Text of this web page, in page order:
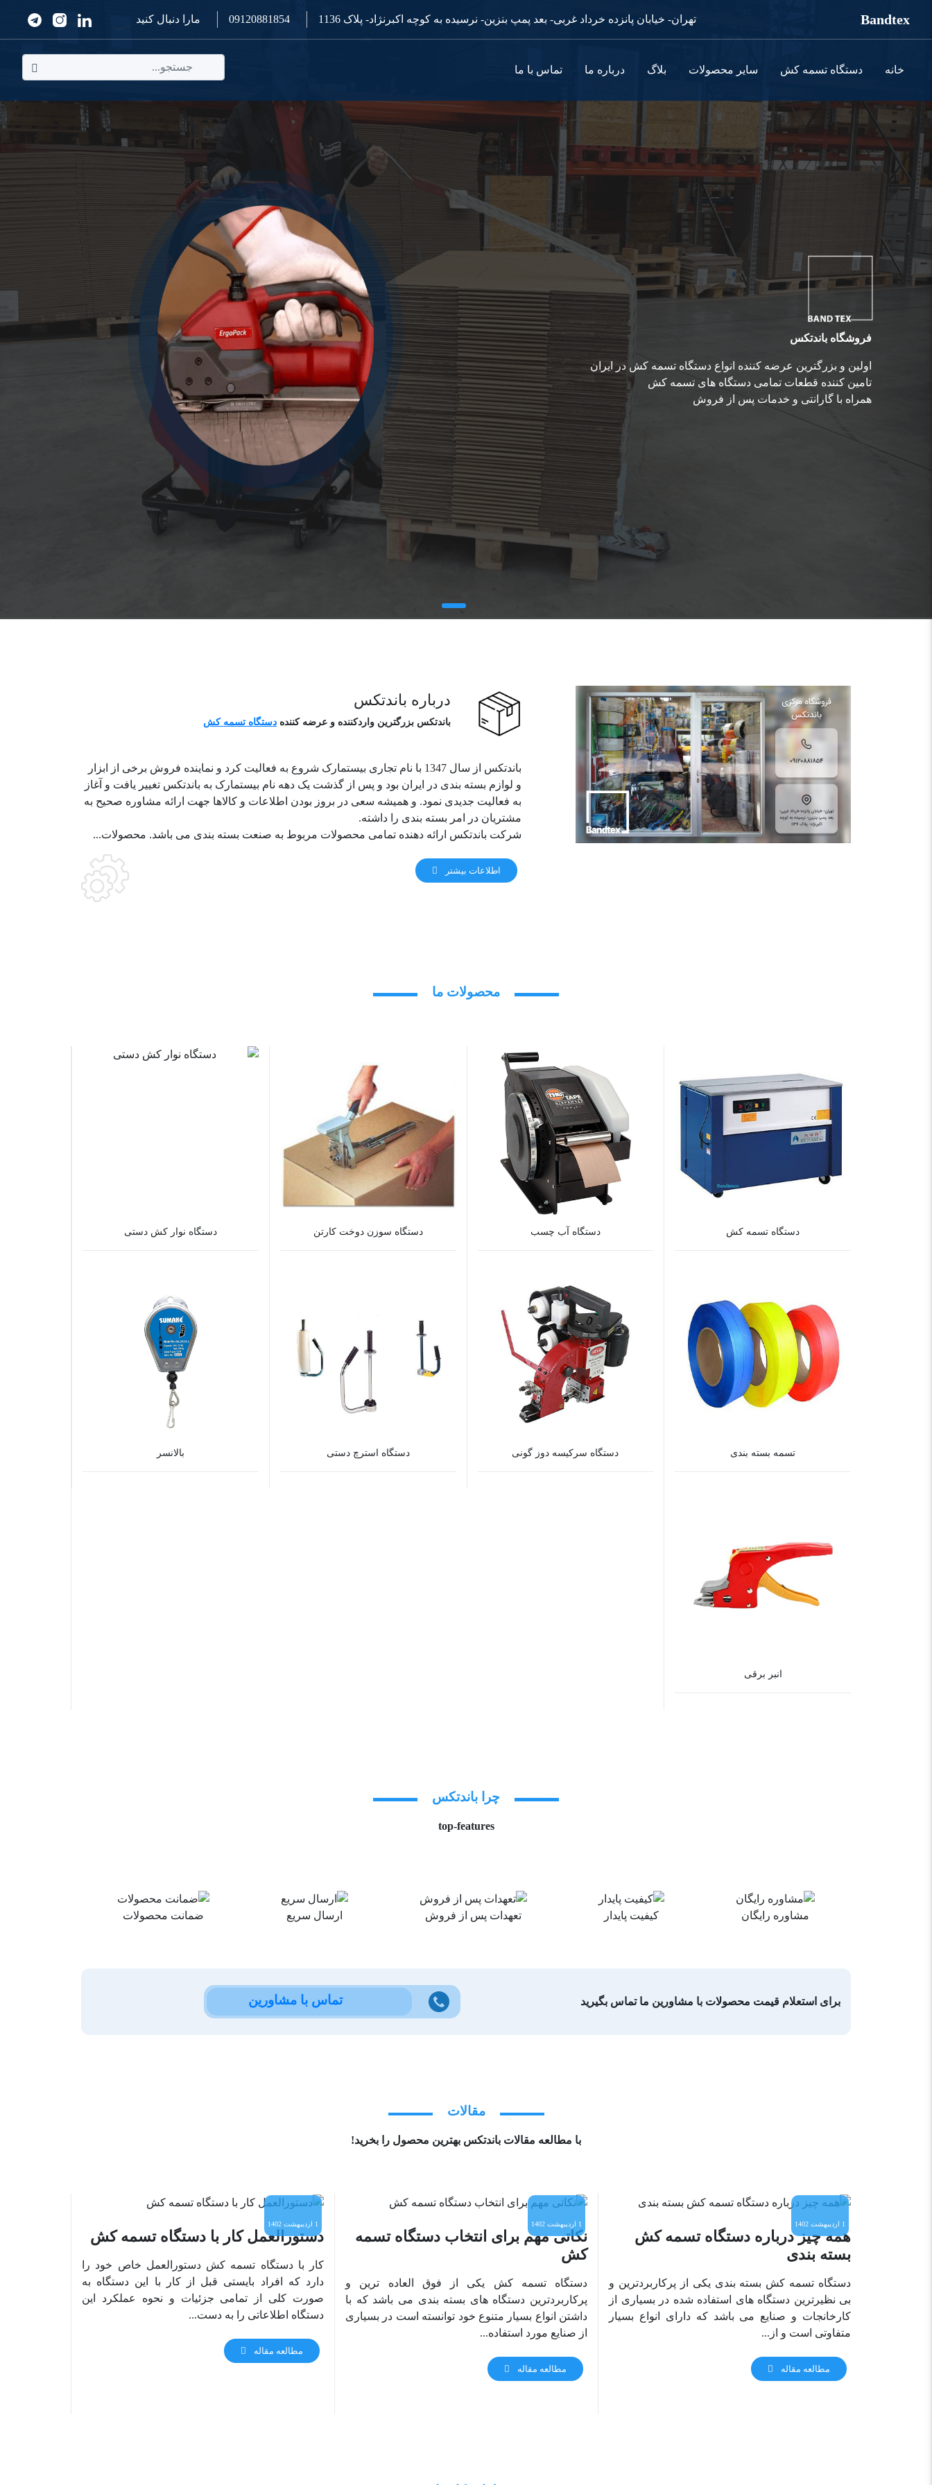
مارا دنبال کنید 09120881854 Bandtex
خانه دستگاه تسمه کش سایر محصولات بلاگ درباره ما تماس با ما
فروشگاه باندتکس
اولین و بزرگترین عرضه کننده انواع دستگاه تسمه کش در ایران
تامین کننده قطعات تمامی دستگاه های تسمه کش
همراه با گارانتی و خدمات پس از فروش
Next
درباره باندتکس
باندتکس بزرگترین واردکننده و عرضه کننده دستگاه تسمه کش
باندتکس از سال 1347 با نام تجاری بیستمارک شروع به فعالیت کرد و نماینده فروش برخی از ابزار
و لوازم بسته بندی در ایران بود و پس از گذشت یک دهه نام بیستمارک به باندتکس تغییر یافت و آغاز
به فعالیت جدیدی نمود. و همیشه سعی در بروز بودن اطلاعات و کالاها جهت ارائه مشاوره صحیح به
مشتریان در امر بسته بندی را داشته.
شرکت باندتکس ارائه دهنده تمامی محصولات مربوط به صنعت بسته بندی می باشد. محصولات...
اطلاعات بیشتر
محصولات ما
دستگاه تسمه کش دستگاه آب چسب دستگاه سوزن دوخت کارتن دستگاه نوار کش دستی
تسمه بسته بندی دستگاه سرکیسه دوز گونی دستگاه استرچ دستی بالانسر
انبر برقی
چرا باندتکس
top-features
مشاوره رایگان کیفیت پایدار تعهدات پس از فروش ارسال سریع ضمانت محصولات
برای استعلام قیمت محصولات با مشاورین ما تماس بگیرید تماس با مشاورین
مقالات
با مطالعه مقالات باندتکس بهترین محصول را بخرید!
1 اردیبهشت 1402
همه چیز درباره دستگاه تسمه کش
بسته بندی
دستگاه تسمه کش بسته بندی یکی از پرکاربردترین و
بی نظیرترین دستگاه های استفاده شده در بسیاری از
کارخانجات و صنایع می باشد که دارای انواع بسیار
متفاوتی است و از...
مطالعه مقاله
1 اردیبهشت 1402
نکاتی مهم برای انتخاب دستگاه تسمه
کش
دستگاه تسمه کش یکی از فوق العاده ترین و
پرکاربردترین دستگاه های بسته بندی می باشد که با
داشتن انواع بسیار متنوع خود توانسته است در بسیاری
از صنایع مورد استفاده...
مطالعه مقاله
1 اردیبهشت 1402
دستورالعمل کار با دستگاه تسمه کش
کار با دستگاه تسمه کش دستورالعمل خاص خود را
دارد که افراد بایستی قبل از کار با این دستگاه به
صورت کلی از تمامی جزئیات و نحوه عملکرد این
دستگاه اطلاعاتی را به دست...
مطالعه مقاله